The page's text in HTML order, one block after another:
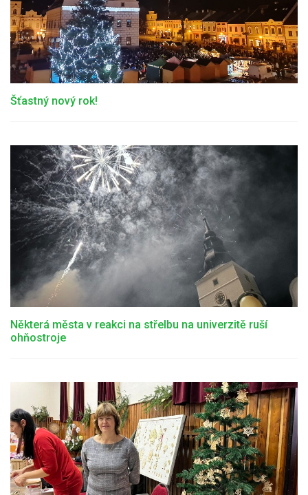
Šťastný nový rok!
Některá města v reakci na střelbu na univerzitě ruší
ohňostroje